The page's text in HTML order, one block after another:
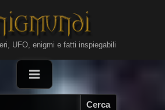
UFO, enigmi e fatti inspiegabili